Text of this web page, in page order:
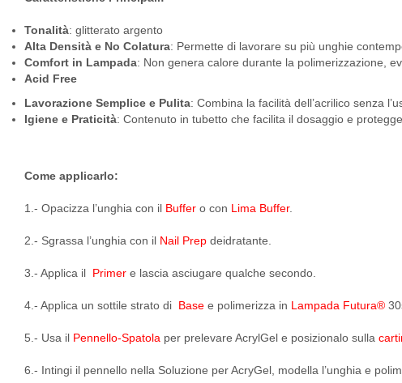
Tonalità: glitterato argento
Alta Densità e No Colatura: Permette di lavorare su più unghie
Comfort in Lampada: Non genera calore durante la polimerizzazione,
Acid Free
Lavorazione Semplice e Pulita: Combina la facilità dell’acrilico senza
Igiene e Praticità: Contenuto in tubetto che facilita il dosaggio e
Come applicarlo:
1.- Opacizza l’unghia con il Buffer o con Lima Buffer.
2.- Sgrassa l’unghia con il Nail Prep deidratante.
3.- Applica il Primer e lascia asciugare qualche secondo.
4.- Applica un sottile strato di Base e polimerizza in Lampada Futura®
5.- Usa il Pennello-Spatola per prelevare AcrylGel e posizionalo sulla
6.- Intingi il pennello nella Soluzione per AcryGel, modella l’unghia e